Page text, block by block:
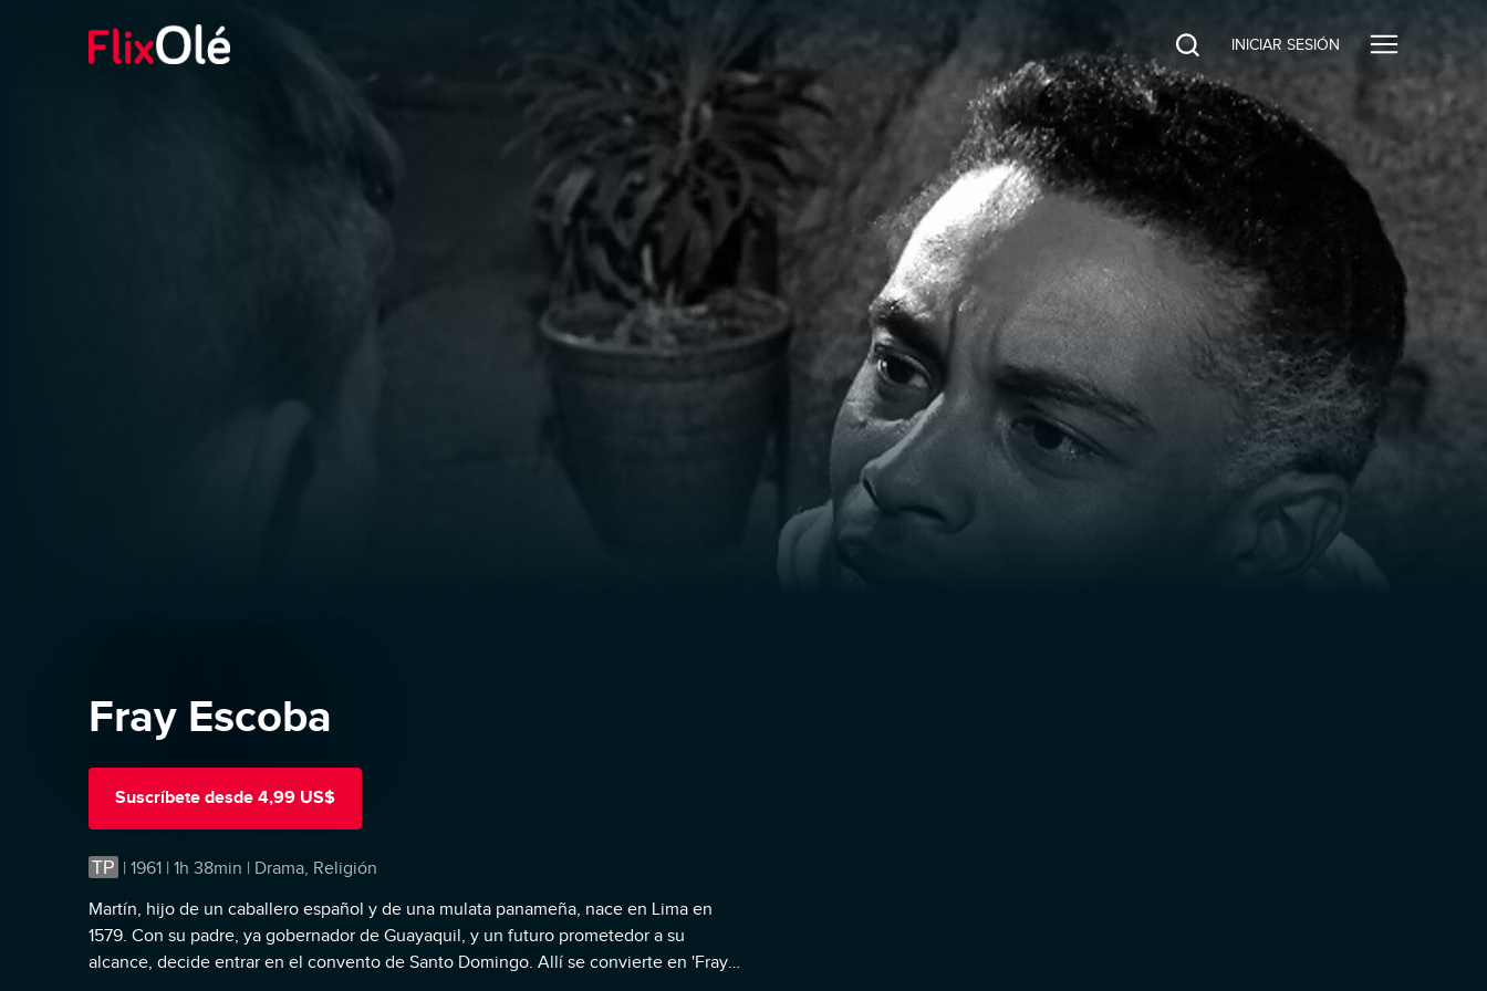
INICIAR SESIÓN
Fray Escoba
Suscríbete desde 4,99 US$
TP | 1961 | 1h 38min | Drama, Religión
Martín, hijo de un caballero español y de una mulata panameña, nace en Lima en
1579. Con su padre, ya gobernador de Guayaquil, y un futuro prometedor a su
alcance, decide entrar en el convento de Santo Domingo. Allí se convierte en 'Fray